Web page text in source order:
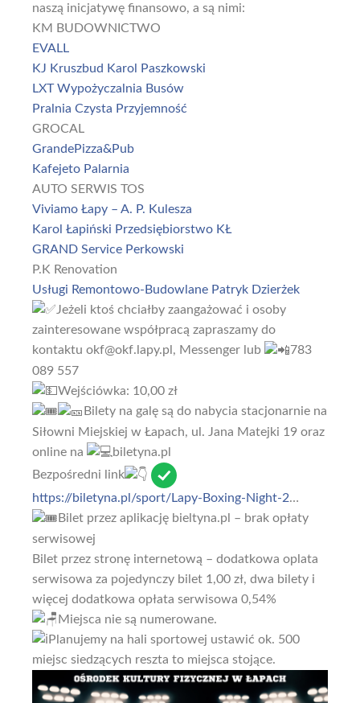
naszą inicjatywę finansowo, a są nimi:
KM BUDOWNICTWO
EVALL
KJ Kruszbud Karol Paszkowski
LXT Wypożyczalnia Busów
Pralnia Czysta Przyjemność
GROCAL
GrandePizza&Pub
Kafejeto Palarnia
AUTO SERWIS TOS
Viviamo Łapy – A. P. Kulesza
Karol Łapiński Przedsiębiorstwo KŁ
GRAND Service Perkowski
P.K Renovation
Usługi Remontowo-Budowlane Patryk Dzierżek
Jeżeli ktoś chciałby zaangażować i osoby
zainteresowane współpracą zapraszamy do
kontaktu okf@okf.lapy.pl, Messenger lub
783
089 557
Wejściówka: 10,00 zł
Bilety na galę są do nabycia stacjonarnie na
Siłowni Miejskiej w Łapach, ul. Jana Matejki 19 oraz
online na
biletyna.pl
Bezpośredni link
https://biletyna.pl/sport/Lapy-Boxing-Night-2…
Bilet przez aplikację bieltyna.pl – brak opłaty
serwisowej
Bilet przez stronę internetową – dodatkowa oplata
serwisowa za pojedynczy bilet 1,00 zł, dwa bilety i
więcej dodatkowa opłata serwisowa 0,54%
Miejsca nie są numerowane.
Planujemy na hali sportowej ustawić ok. 500
miejsc siedzących reszta to miejsca stojące.